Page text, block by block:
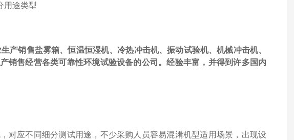
用途类型
产销售盐雾箱、恒温恒湿机、冷热冲击机、振动试验机、机械冲击机、
销售经营各类可靠性环境试验设备的公司。经验丰富，并得到许多国内
对应不同细分测试用途，不少采购人员容易混淆机型适用场景，出现设